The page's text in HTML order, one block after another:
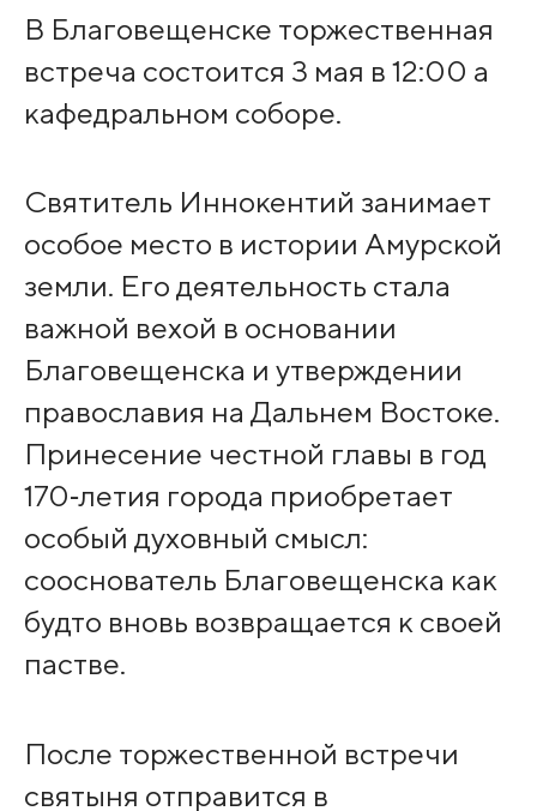
В Благовещенске торжественная
встреча состоится 3 мая в 12:00 а
кафедральном соборе.
Святитель Иннокентий занимает
особое место в истории Амурской
земли. Его деятельность стала
важной вехой в основании
Благовещенска и утверждении
православия на Дальнем Востоке.
Принесение честной главы в год
170‑летия города приобретает
особый духовный смысл:
сооснователь Благовещенска как
будто вновь возвращается к своей
пастве.
После торжественной встречи
святыня отправится в